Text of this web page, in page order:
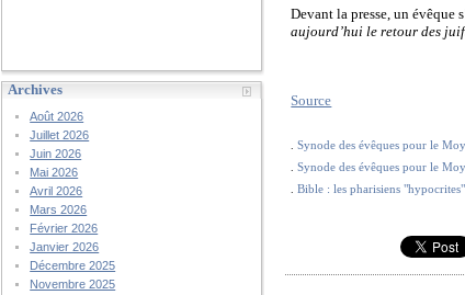
Archives
Août 2026
Juillet 2026
Juin 2026
Mai 2026
Avril 2026
Mars 2026
Février 2026
Janvier 2026
Décembre 2025
Novembre 2025
Devant la presse, un évêque
aujourd’hui le retour des
Source
.Synode des évêques pour le
.Synode des évêques pour le
.Bible : les pharisiens